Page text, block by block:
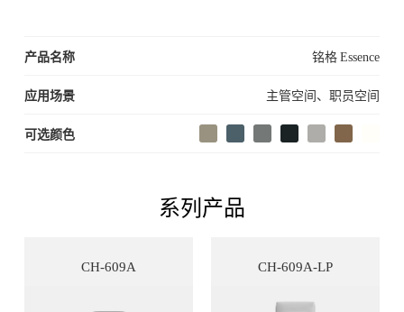
产品名称 铭格 Essence
应用场景 主管空间、职员空间
可选颜色
系列产品
CH-609A CH-609A-LP